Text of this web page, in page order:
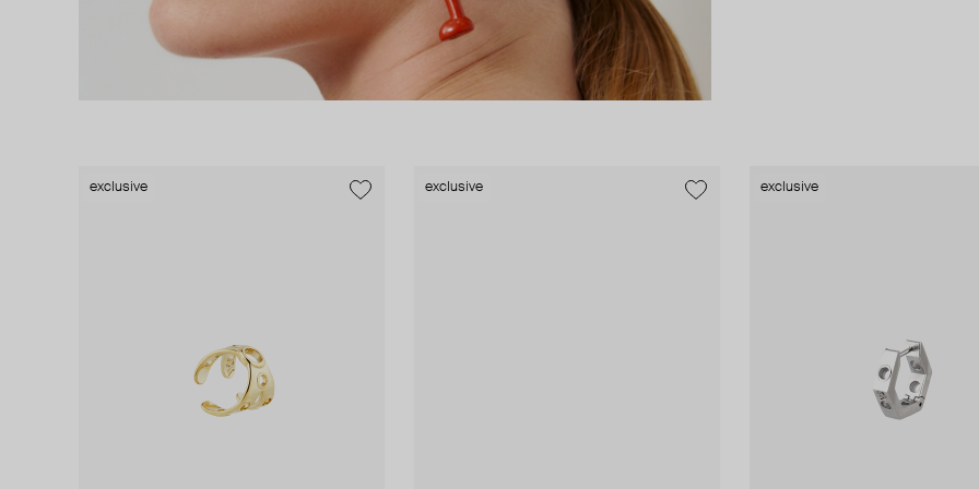
exclusive exclusive exclusive
exclusive exclusive exclusive